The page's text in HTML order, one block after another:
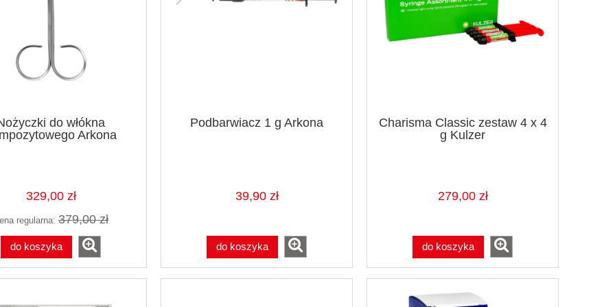
do włókna
Arkona
329,00 zł
regularna: 379,00 zł
do koszyka
Podbarwiacz 1 g Arkona
39,90 zł
do koszyka
Charisma Classic zestaw 4 x 4
g Kulzer
279,00 zł
do koszyka